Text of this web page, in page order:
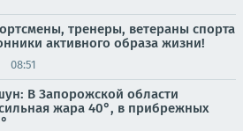
тренеры, ветераны спорта
активного образа жизни!
08:51
В Запорожской области
жара 40°, в прибрежных